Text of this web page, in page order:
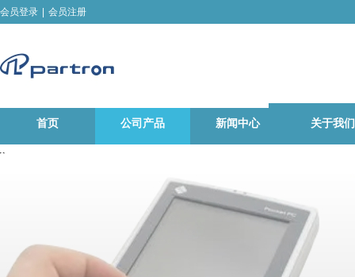
会员登录 会员注册
首页 公司产品 新闻中心 关于我们